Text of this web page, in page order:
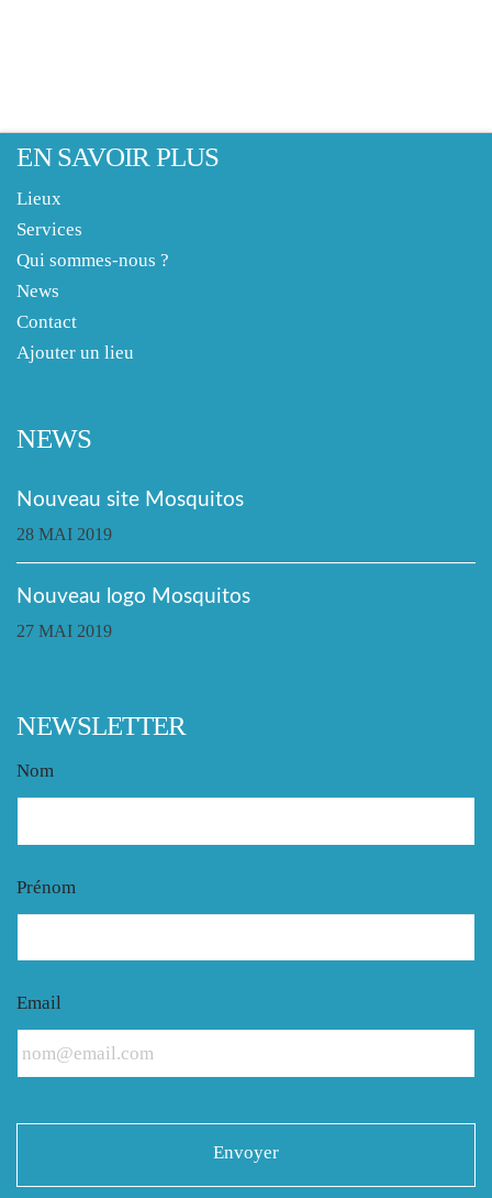
EN SAVOIR PLUS
Lieux
Services
Qui sommes-nous ?
News
Contact
Ajouter un lieu
NEWS
Nouveau site Mosquitos
28 MAI 2019
Nouveau logo Mosquitos
27 MAI 2019
NEWSLETTER
Nom
Prénom
Email